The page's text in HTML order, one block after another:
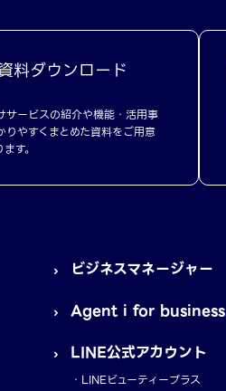
料ダウンロード
サービスの紹介や機能・活用事
りやすくまとめた資料をご用意
す。
ビジネスマネージャー
Agent i for business
LINE公式アカウント
LINEビューティープラス